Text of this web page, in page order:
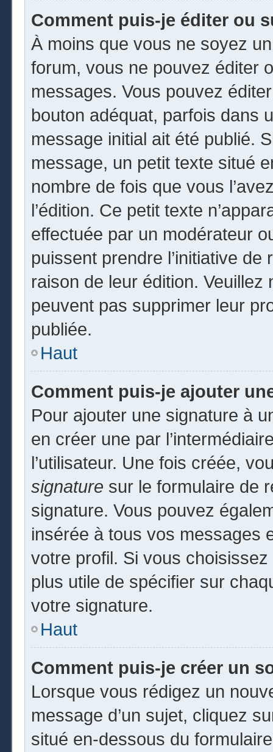
Comment puis-je éditer ou
À moins que vous ne soyez
forum, vous ne pouvez éditer
messages. Vous pouvez
bouton adéquat, parfois dans
message initial ait été publié.
message, un petit texte situé
nombre de fois que vous
l’édition. Ce petit texte
effectuée par un modérateur
puissent prendre l’initiative
raison de leur édition.
peuvent pas supprimer leur
publiée.
Haut
Comment puis-je ajouter
Pour ajouter une signature à
en créer une par
l’utilisateur. Une fois créée,
signature sur le formulaire de
signature. Vous pouvez
insérée à tous vos messages
votre profil. Si vous
plus utile de spécifier sur
votre signature.
Haut
Comment puis-je créer un
Lorsque vous rédigez un
message d’un sujet, cliquez
situé en-dessous du